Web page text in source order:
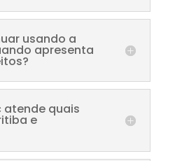
usando a
apresenta
atende quais
e